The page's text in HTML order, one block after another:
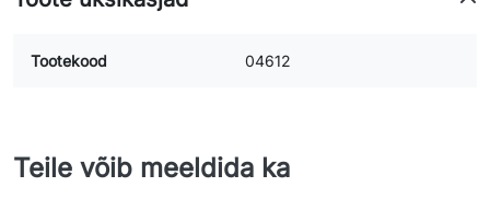
Tootekood 04612
Teile võib meeldida ka